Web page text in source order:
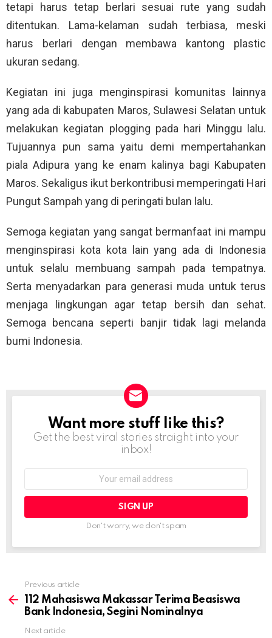
tetapi harus tetap berlari sesuai rute yang sudah
ditentukan. Lama-kelaman sudah terbiasa, meski
harus berlari dengan membawa kantong plastic
ukuran sedang.
Kegiatan ini juga menginspirasi komunitas lainnya
yang ada di kabupaten Maros, Sulawesi Selatan untuk
melakukan kegiatan plogging pada hari Minggu lalu.
Tujuannya pun sama yaitu demi mempertahankan
piala Adipura yang ke enam kalinya bagi Kabupaten
Maros. Sekaligus ikut berkontribusi memperingati Hari
Pungut Sampah yang di peringati bulan lalu.
Semoga kegiatan yang sangat bermanfaat ini mampu
menginspirasi kota kota lain yang ada di Indonesia
untuk selalu membuang sampah pada tempatnya.
Serta menyadarkan para generasi muda untuk terus
menjaga lingkungan agar tetap bersih dan sehat.
Semoga bencana seperti banjir tidak lagi melanda
bumi Indonesia.
NEWSLETTER
Want more stuff like this?
Get the best viral stories straight into your
inbox!
Don't worry, we don't spam
more
Previous article
112 Mahasiswa Makassar Terima Beasiswa
Bank Indonesia, Segini Nominalnya
Next article